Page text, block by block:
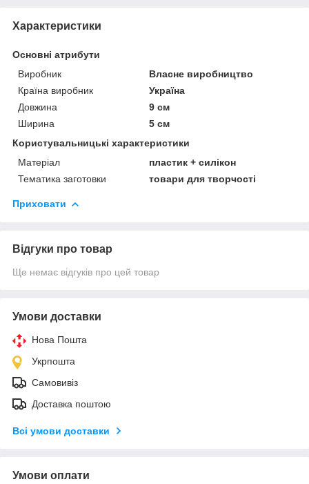
Характеристики
Основні атрибути
Виробник
Власне виробництво
Країна виробник
Україна
Довжина
9 см
Ширина
5 см
Користувальницькі характеристики
Матеріал
пластик + силікон
Тематика заготовки
товари для творчості
Приховати
Відгуки про товар
Ще немає відгуків про цей товар
Умови доставки
Нова Пошта
Укрпошта
Самовивіз
Доставка поштою
Всі умови доставки
Умови оплати